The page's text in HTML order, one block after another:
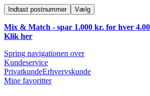
Indtast postnummer Vælg
Mix & Match - spar 1.000 kr. for hver
Klik her
Spring navigationen over
Kundeservice
PrivatkundeErhvervskunde
Mine favoritter